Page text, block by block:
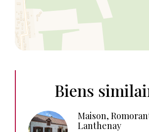
Biens
Maison,
Lanthenay